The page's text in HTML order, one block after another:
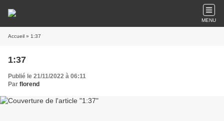
MENU
Accueil » 1:37
1:37
Publié le 21/11/2022 à 06:11
Par florend